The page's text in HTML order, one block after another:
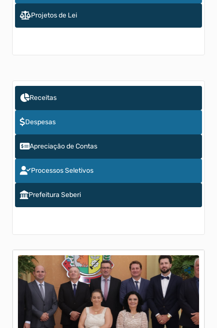
Projetos de Lei
Receitas
Despesas
Apreciação de Contas
Processos Seletivos
Prefeitura Seberi